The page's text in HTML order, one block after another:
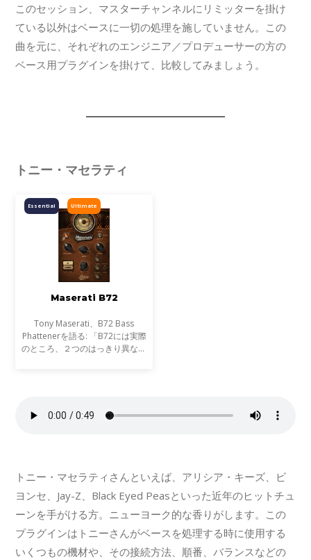
このセッション、マスターチャンネルにリミッターを掛け
ている以外はベースに一切の処理を施していません。この
曲を元に、それぞれのエンジニア／プロデューサーの方の
ベース用プラグインを掛けて、比較してみましょう。
トニー・マセラティ
Ultimate
Essential
Maserati B72
Tony Maserati、B72 Bass
Phattenerを語る: 「B72には実際
のところ、２つのはっきり異なる
トニー・マセラティさんといえば、アリシア・キーズ、ビ
ヨンセ、Jay-Z、Black Eyed Peasといった近年のヒットチュ
ーンを手がける方。ニューヨーク的な香りがします。この
プラグインはトニーさんがベースを処理する時に使用する
いくつもの機材や、その接続方法、順番、バランスなどの